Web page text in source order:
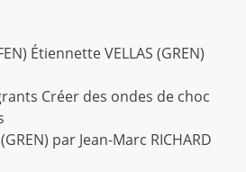
Étiennette VELLAS (GREN)
Créer des ondes de choc
par Jean-Marc RICHARD